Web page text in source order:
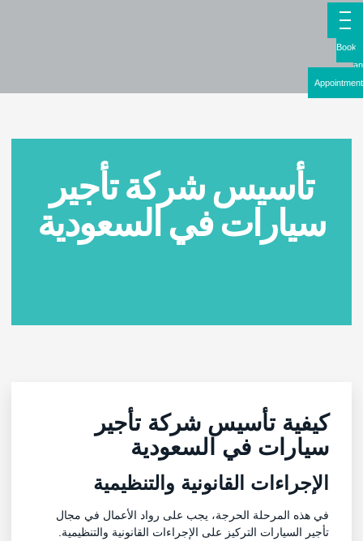
تأسيس شركة تأجير
سيارات في السعودية
كيفية تأسيس شركة تأجير
سيارات في السعودية
الإجراءات القانونية والتنظيمية
في هذه المرحلة الحرجة، يجب على رواد الأعمال في مجال
تأجير السيارات التركيز على الإجراءات القانونية والتنظيمية.